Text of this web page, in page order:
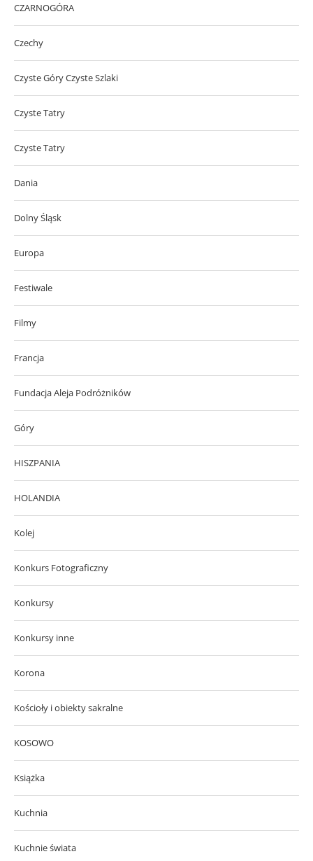
CZARNOGÓRA
Czechy
Czyste Góry Czyste Szlaki
Czyste Tatry
Czyste Tatry
Dania
Dolny Śląsk
Europa
Festiwale
Filmy
Francja
Fundacja Aleja Podróżników
Góry
HISZPANIA
HOLANDIA
Kolej
Konkurs Fotograficzny
Konkursy
Konkursy inne
Korona
Kościoły i obiekty sakralne
KOSOWO
Książka
Kuchnia
Kuchnie świata